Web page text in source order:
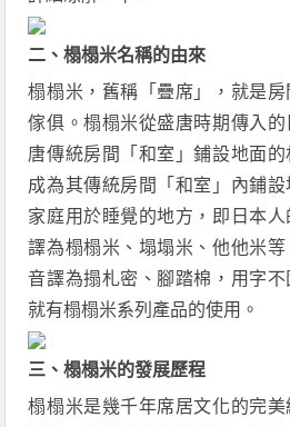
二、榻榻米名稱的由來
榻榻米，舊稱「疊席」，就是
傢俱。榻榻米從盛唐時期傳入
唐傳統房間「和室」鋪設地面
成為其傳統房間「和室」內鋪
家庭用於睡覺的地方，即日本
譯為榻榻米、塌塌米、他他米
音譯為搨札密、腳踏棉，用字
就有榻榻米系列產品的使用。
三、榻榻米的發展歷程
榻榻米是幾千年席居文化的完